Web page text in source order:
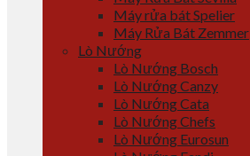
Máy rửa bát Spelier
Máy Rửa Bát Zemmer
Lò Nướng
Lò Nướng Bosch
Lò Nướng Canzy
Lò Nướng Cata
Lò Nướng Chefs
Lò Nướng Eurosun